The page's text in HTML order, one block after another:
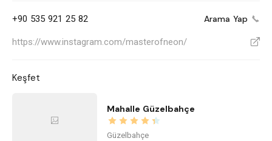
+90 535 921 25 82 Arama Yap
https://www.instagram.com/masterofneon/ V
Keşfet
Mahalle Güzelbahçe
Güzelbahçe